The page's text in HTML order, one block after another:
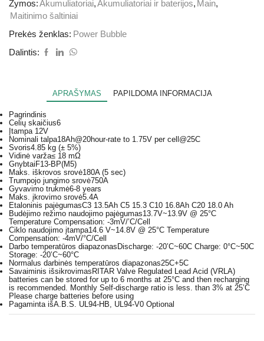
Žymos:Akumuliatoriai,Akumuliatoriai ir baterijos, Main,
Maitinimo šaltiniai
Prekės ženklas: Power Bubble
Dalintis:
APRAŠYMAS PAPILDOMA INFORMACIJA
Pagrindinis
Celių skaičius6
Įtampa 12V
Nominali talpa18Ah@20hour-rate to 1.75V per cell@25C
Svoris4.85 kg (± 5%)
Vidinė varža≤ 18 mΩ
Gnybtai F13-BP(M5)
Maks. iškrovos srovė180A (5 sec)
Trumpojo jungimo srovė750A
Gyvavimo trukmė6-8 years
Maks. įkrovimo srovė5.4A
Etaloninis pajėgumasC3 13.5Ah C5 15.3 C10 16.8Ah C20 18.0 Ah
Budėjimo režimo naudojimo pajėgumas13.7V~13.9V @ 25°C
Temperature Compensation: -3mV/’C/Cell
Ciklo naudojimo įtampa14.6 V~14.8V @ 25°C Temperature
Compensation: -4mV/°C/Cell
Darbo temperatūros diapazonas Discharge: -20’C~60C Charge: 0°C~50C
Storage: -20’C~60°C
Normalus darbinės temperatūros diapazonas25C+5C
Savaiminis išsikrovimas RITAR Valve Regulated Lead Acid (VRLA)
batteries can be stored for up to 6 months at 25°C and then recharging
is recommended. Monthly Self-discharge ratio is less. than 3% at 25’C
Please charge batteries before using
Pagaminta išA.B.S. UL94-HB, UL94-V0 Optional